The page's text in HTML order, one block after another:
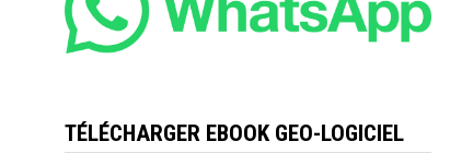
TÉLÉCHARGER EBOOK GEO-LOGICIEL